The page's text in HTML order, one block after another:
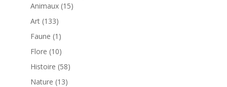
Animaux 1515
Art 133133
produits
Faune 1 1
produit
Flore 1010
produits
Histoire 5858
Nature 1313